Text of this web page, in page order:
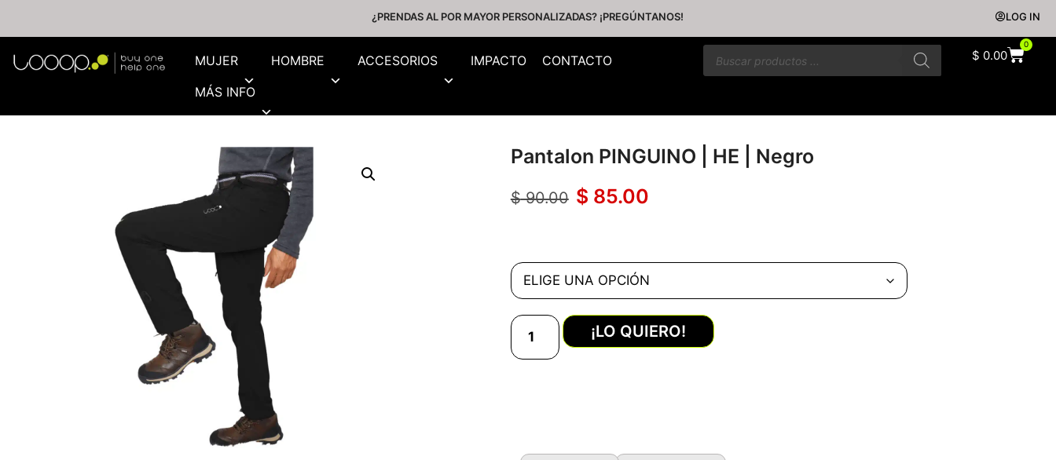
¿PRENDAS AL POR MAYOR PERSONALIZADAS? ¡PREGÚNTANOS! LOG IN
MUJER HOMBRE ACCESORIOS IMPACTO
CONTACTO
MÁS INFO
$ 0.00
0
Pantalon PINGUINO | HE | Negro
$90.00 $ 85.00
¡LO QUIERO!